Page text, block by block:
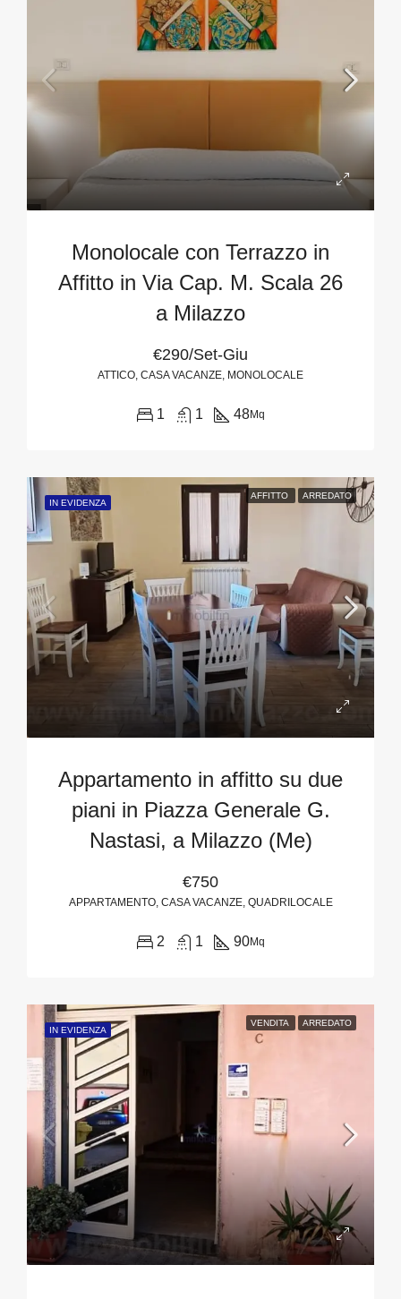
Monolocale con Terrazzo in
Affitto in Via Cap. M. Scala 26
a Milazzo
€290/Set-Giu
ATTICO, CASA VACANZE, MONOLOCALE
1 1 48Mq
IN EVIDENZA
AFFITTO ARREDATO
Appartamento in affitto su due
piani in Piazza Generale G.
Nastasi, a Milazzo (Me)
€750
APPARTAMENTO, CASA VACANZE, QUADRILOCALE
2 1 90Mq
IN EVIDENZA
VENDITA ARREDATO